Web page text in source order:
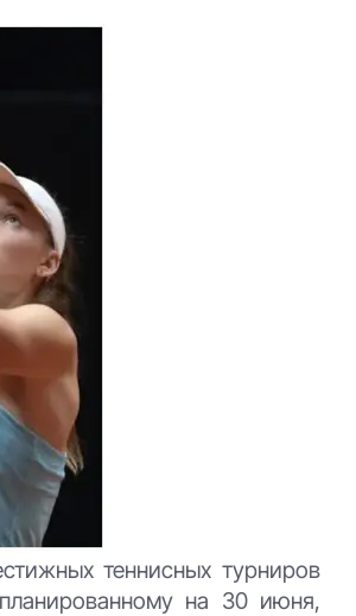
теннисных турниров
на 30 июня,